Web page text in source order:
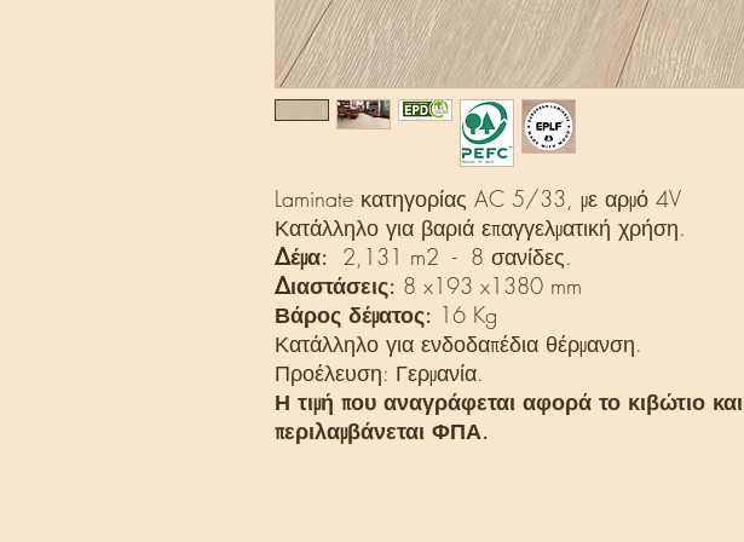
Laminate κατηγορίας AC 5/33, με αρμό 4V
Κατάλληλο για βαριά επαγγελματική χρήση.
Δέμα: 2,131 m2 - 8 σανίδες.
Διαστάσεις: 8 x193 x1380 mm
Βάρος δέματος: 16 Kg
Κατάλληλο για ενδοδαπέδια θέρμανση.
Προέλευση: Γερμανία.
Η τιμή που αναγράφεται αφορά το κιβώτιο και
περιλαμβάνεται ΦΠΑ.